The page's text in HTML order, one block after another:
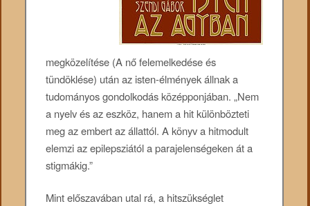
megközelítése (A nő felemelkedése és
tündöklése) után az isten-élmények állnak a
tudományos gondolkodás középponjában. „Nem
a nyelv és az eszköz, hanem a hit különbözteti
meg az embert az állattól. A könyv a hitmodult
elemzi az epilepsziától a parajelenségeken át a
stigmákig.”
Mint előszavában utal rá, a hitszükséglet